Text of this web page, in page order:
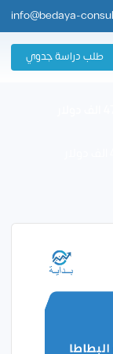
info@bedaya-
طلب دراسة جدوي